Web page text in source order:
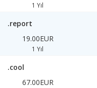
1 Yıl
.report
19.00EUR
1 Yıl
.cool
67.00EUR